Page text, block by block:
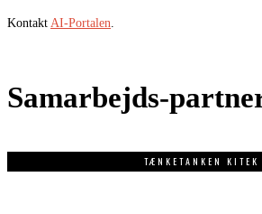
Kontakt AI-Portalen
Samarbejds-
TÆNKETANKEN KITEK